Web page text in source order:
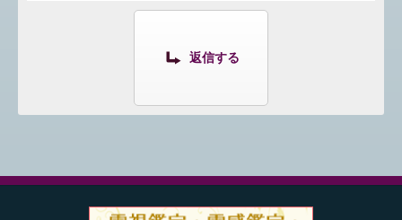
返信する